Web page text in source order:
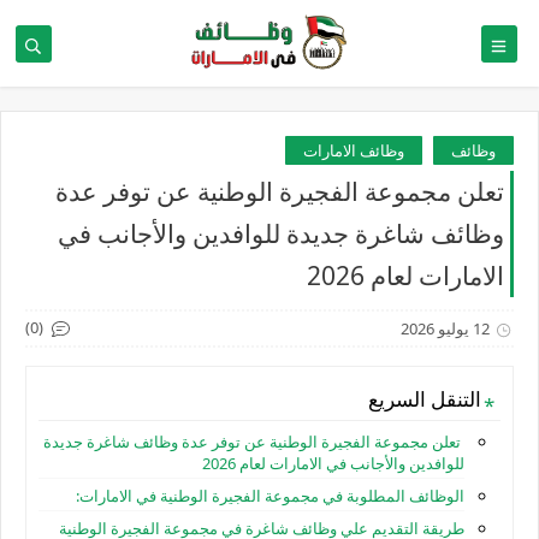
وظائف وظائف الامارات
تعلن مجموعة الفجيرة الوطنية عن توفر عدة
وظائف شاغرة جديدة للوافدين والأجانب في
الامارات لعام 2026
12 يوليو 2026 (0)
التنقل السريع
تعلن مجموعة الفجيرة الوطنية عن توفر عدة وظائف شاغرة جديدة
للوافدين والأجانب في الامارات لعام 2026
الوظائف المطلوبة في مجموعة الفجيرة الوطنية في الامارات:
طريقة التقديم علي وظائف شاغرة في مجموعة الفجيرة الوطنية